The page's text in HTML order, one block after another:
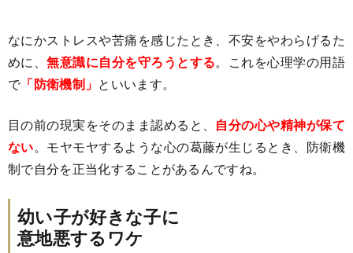
なにかストレスや苦痛を感じたとき、不安をやわらげるた
めに、無意識に自分を守ろうとする。これを心理学の用語
で「防衛機制」 といいます。
目の前の現実をそのまま認めると、 自分の心や精神が保て
ない。モヤモヤするような心の葛藤が生じるとき、防衛機
制で自分を正当化することがあるんですね。
幼い子が好きな子に
意地悪するワケ